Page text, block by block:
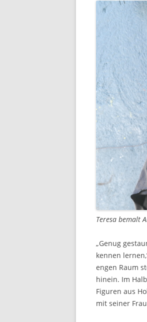
Teresa bemalt
„Genug
kennen
engen Raum
hinein. Im
Figuren aus
mit seiner